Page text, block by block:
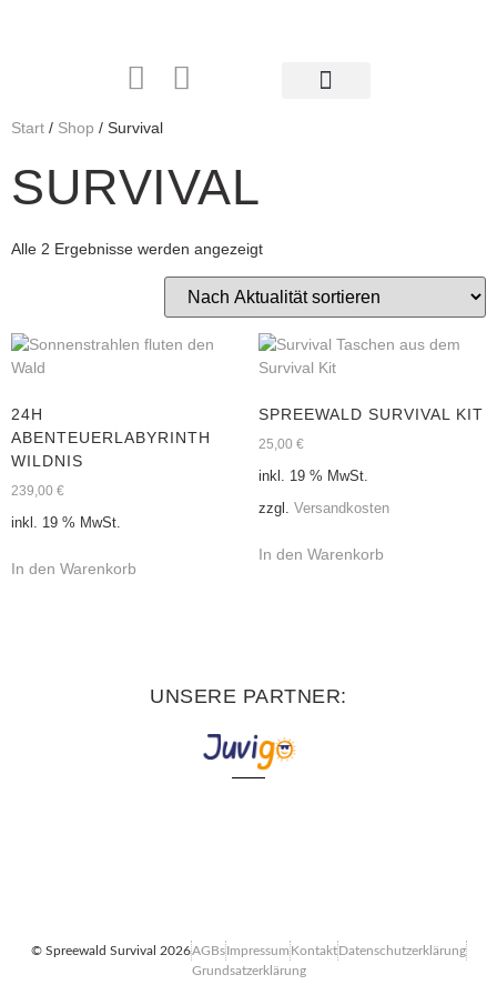
Start / Shop / Survival
SURVIVAL
Alle 2 Ergebnisse werden angezeigt
24H
ABENTEUERLABYRINTH
WILDNIS
239,00 €
inkl. 19 % MwSt.
In den Warenkorb
SPREEWALD SURVIVAL KIT
25,00 €
inkl. 19 % MwSt.
zzgl. Versandkosten
In den Warenkorb
UNSERE PARTNER:
© Spreewald Survival 2026AGBsImpressumKontaktDatenschutzerklärung
Grundsatzerklärung